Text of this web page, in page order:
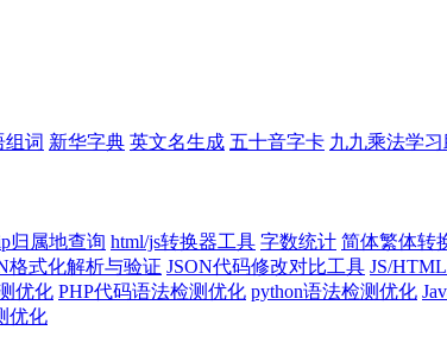
组词 新华字典 英文名生成 五十音字卡 九九乘法学
归属地查询 html/js转换器工具 字数统计 简体繁体转
格式化解析与验证 JSON代码修改对比工具 JS/
优化 PHP代码语法检测优化 python语法检测优化
优化